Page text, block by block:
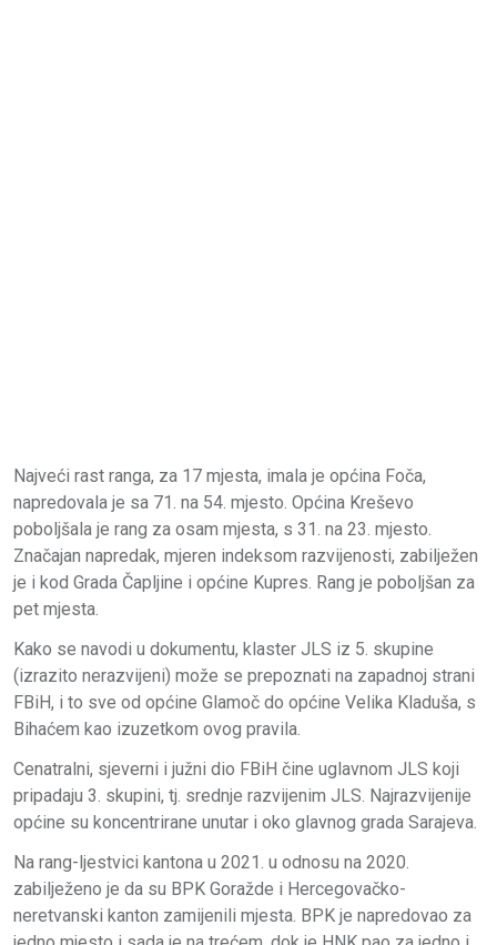
Najveći rast ranga, za 17 mjesta, imala je općina Foča,
napredovala je sa 71. na 54. mjesto. Općina Kreševo
poboljšala je rang za osam mjesta, s 31. na 23. mjesto.
Značajan napredak, mjeren indeksom razvijenosti, zabilježen
je i kod Grada Čapljine i općine Kupres. Rang je poboljšan za
pet mjesta.
Kako se navodi u dokumentu, klaster JLS iz 5. skupine
(izrazito nerazvijeni) može se prepoznati na zapadnoj strani
FBiH, i to sve od općine Glamoč do općine Velika Kladuša, s
Bihaćem kao izuzetkom ovog pravila.
Cenatralni, sjeverni i južni dio FBiH čine uglavnom JLS koji
pripadaju 3. skupini, tj. srednje razvijenim JLS. Najrazvijenije
općine su koncentrirane unutar i oko glavnog grada Sarajeva.
Na rang-ljestvici kantona u 2021. u odnosu na 2020.
zabilježeno je da su BPK Goražde i Hercegovačko-
neretvanski kanton zamijenili mjesta. BPK je napredovao za